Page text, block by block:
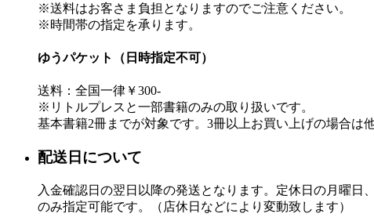
※送料はお客さま負担となりますのでご注意ください。
※時間帯の指定を承ります。
ゆうパケット（日時指定不可）
送料：全国一律￥300-
※リトルプレスと一部書籍のみの取り扱いです。
基本書籍2冊までが対象です。3冊以上お買い上げの場合は
配送日について
入金確認日の翌日以降の発送となります。定休日の月曜
のみ指定可能です。（店休日などにより変動致します）